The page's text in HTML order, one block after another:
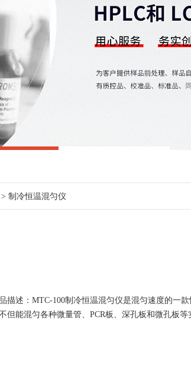
> 制冷恒温混匀仪
描述：MTC-100制冷恒温混匀仪是混匀速度的一
但能混匀各种微量管、PCR板、深孔板和微孔板